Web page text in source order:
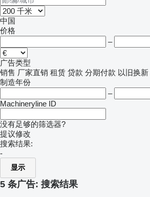
中国
价格
–
广告类型
销售 厂家直销 租赁 贷款 分期付款 以旧换新
制造年份
–
Machineryline ID
没有足够的筛选器?
提议修改
搜索结果:
-
显示
5 条广告: 搜索结果